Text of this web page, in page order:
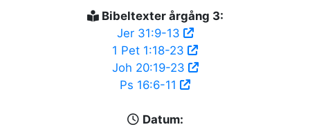
Bibeltexter årgång 3:
Jer 31:9-13
1 Pet 1:18-23
Joh 20:19-23
Ps 16:6-11
Datum: